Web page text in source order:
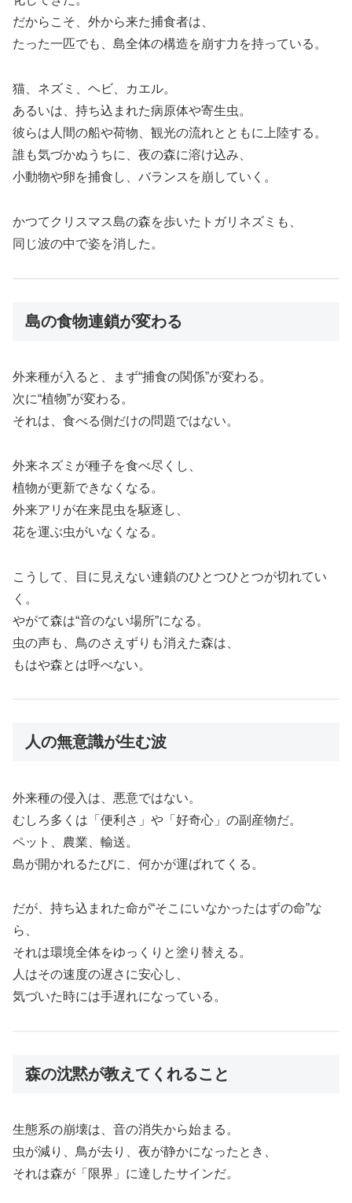
だからこそ、外から来た捕食者は、
たった一匹でも、島全体の構造を崩す力を持っている。
猫、ネズミ、ヘビ、カエル。
あるいは、持ち込まれた病原体や寄生虫。
彼らは人間の船や荷物、観光の流れとともに上陸する。
誰も気づかぬうちに、夜の森に溶け込み、
小動物や卵を捕食し、バランスを崩していく。
かつてクリスマス島の森を歩いたトガリネズミも、
同じ波の中で姿を消した。
島の食物連鎖が変わる
外来種が入ると、まず“捕食の関係”が変わる。
次に“植物”が変わる。
それは、食べる側だけの問題ではない。
外来ネズミが種子を食べ尽くし、
植物が更新できなくなる。
外来アリが在来昆虫を駆逐し、
花を運ぶ虫がいなくなる。
こうして、目に見えない連鎖のひとつひとつが切れてい
く。
やがて森は“音のない場所”になる。
虫の声も、鳥のさえずりも消えた森は、
もはや森とは呼べない。
人の無意識が生む波
外来種の侵入は、悪意ではない。
むしろ多くは「便利さ」や「好奇心」の副産物だ。
ペット、農業、輸送。
島が開かれるたびに、何かが運ばれてくる。
だが、持ち込まれた命が“そこにいなかったはずの命”な
ら、
それは環境全体をゆっくりと塗り替える。
人はその速度の遅さに安心し、
気づいた時には手遅れになっている。
森の沈黙が教えてくれること
生態系の崩壊は、音の消失から始まる。
虫が減り、鳥が去り、夜が静かになったとき、
それは森が「限界」に達したサインだ。